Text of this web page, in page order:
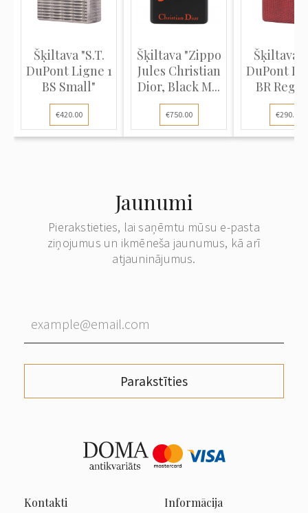
Šķiltava "S.T.
DuPont Ligne 1
BS Small"
€420.00
Šķiltava "Zippo
Jules Christian
Dior, Black M...
€750.00
Šķiltava
DuPont
BR
Gol...
€290.00
Jaunumi
Pierakstieties, lai saņēmtu mūsu e-pasta
ziņojumus un ikmēneša jaunumus, kā arī
atjauninājumus.
Parakstīties